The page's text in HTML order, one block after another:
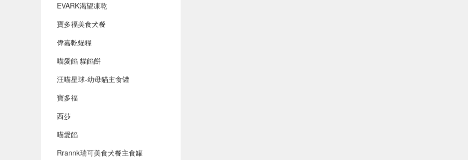
EVARK渴望凍乾
寶多福美食犬餐
偉嘉乾貓糧
喵愛餡 貓餡餅
汪喵星球-幼母貓主食罐
寶多福
西莎
喵愛餡
Rrannk瑞可美食犬餐主食罐